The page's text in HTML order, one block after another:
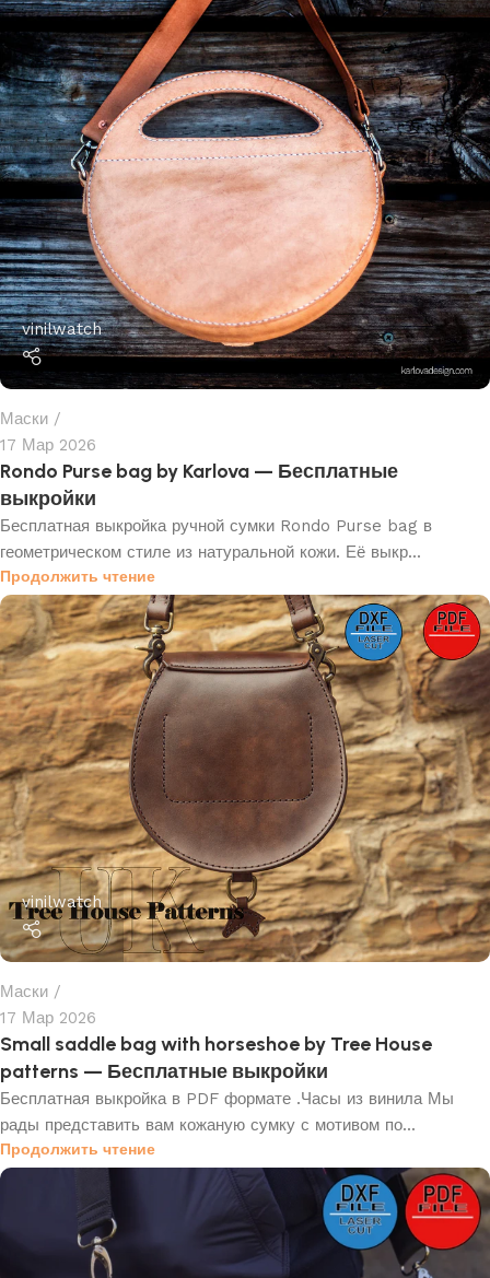
vinilwatch
Маски
17 Мар 2026
Rondo Purse bag by Karlova — Бесплатные
выкройки
Бесплатная выкройка ручной сумки Rondo Purse bag в
геометрическом стиле из натуральной кожи. Её выкр...
Продолжить чтение
vinilwatch
Маски
17 Мар 2026
Small saddle bag with horseshoe by Tree House
patterns — Бесплатные выкройки
Бесплатная выкройка в PDF формате .Часы из винила Мы
рады представить вам кожаную сумку с мотивом по...
Продолжить чтение